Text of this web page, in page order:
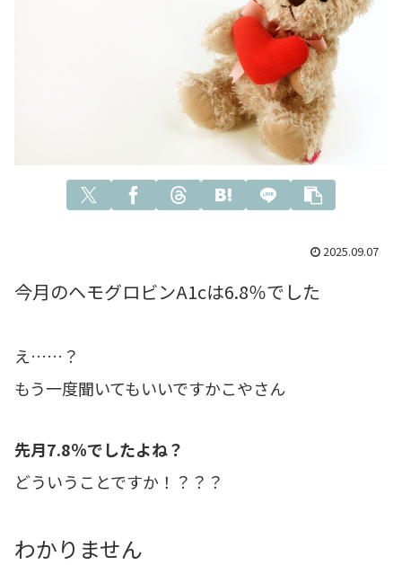
2025.09.07
今月のヘモグロビンA1cは6.8％でした
え……？
もう一度聞いてもいいですかこやさん
先月7.8％でしたよね？
どういうことですか！？？？
わかりません